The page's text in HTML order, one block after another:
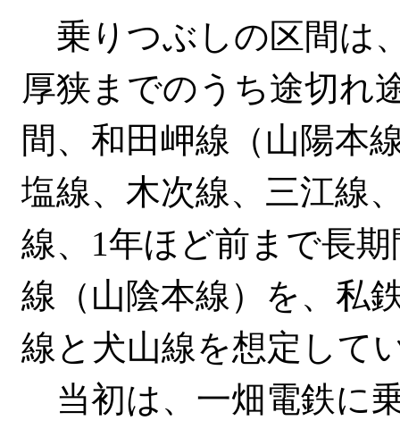
乗りつぶしの区間は
厚狭までのうち途切れ
間、和田岬線（山陽本
塩線、木次線、三江線
線、1年ほど前まで長
線（山陰本線）を、私
線と犬山線を想定して
当初は、一畑電鉄に